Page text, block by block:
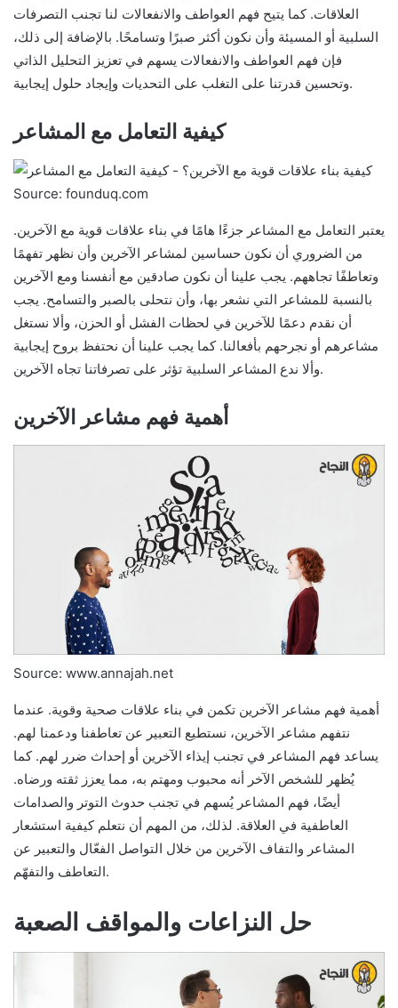
العلاقات. كما يتيح فهم العواطف والانفعالات لنا تجنب التصرفات
السلبية أو المسيئة وأن نكون أكثر صبرًا وتسامحًا. بالإضافة إلى ذلك،
فإن فهم العواطف والانفعالات يسهم في تعزيز التحليل الذاتي
وتحسين قدرتنا على التغلب على التحديات وإيجاد حلول إيجابية.
كيفية التعامل مع المشاعر
Source: founduq.com
يعتبر التعامل مع المشاعر جزءًا هامًا في بناء علاقات قوية مع الآخرين.
من الضروري أن نكون حساسين لمشاعر الآخرين وأن نظهر تفهمًا
وتعاطفًا تجاههم. يجب علينا أن نكون صادقين مع أنفسنا ومع الآخرين
بالنسبة للمشاعر التي نشعر بها، وأن نتحلى بالصبر والتسامح. يجب
أن نقدم دعمًا للآخرين في لحظات الفشل أو الحزن، وألا نستغل
مشاعرهم أو نجرحهم بأفعالنا. كما يجب علينا أن نحتفظ بروح إيجابية
وألا ندع المشاعر السلبية تؤثر على تصرفاتنا تجاه الآخرين.
أهمية فهم مشاعر الآخرين
Source: www.annajah.net
أهمية فهم مشاعر الآخرين تكمن في بناء علاقات صحية وقوية. عندما
نتفهم مشاعر الآخرين، نستطيع التعبير عن تعاطفنا ودعمنا لهم.
يساعد فهم المشاعر في تجنب إيذاء الآخرين أو إحداث ضرر لهم. كما
يُظهر للشخص الآخر أنه محبوب ومهتم به، مما يعزز ثقته ورضاه.
أيضًا، فهم المشاعر يُسهم في تجنب حدوث التوتر والصدامات
العاطفية في العلاقة. لذلك، من المهم أن نتعلم كيفية استشعار
المشاعر والتفاف الآخرين من خلال التواصل الفعّال والتعبير عن
التعاطف والتفهّم.
حل النزاعات والمواقف الصعبة